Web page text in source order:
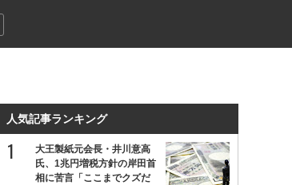
人気記事ランキング
大王製紙元会長・井川意高
氏、1兆円増税方針の岸田首
相に苦言「ここまでクズだ